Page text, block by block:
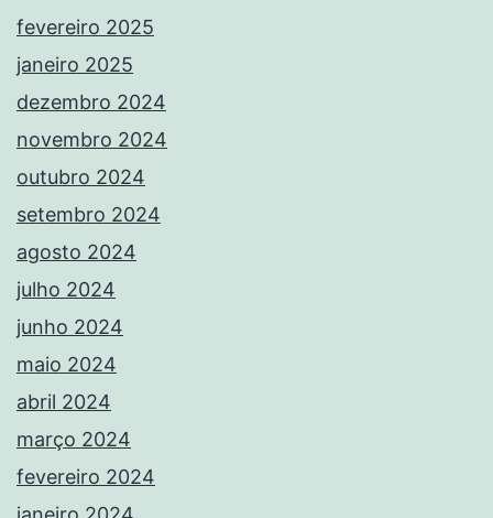
fevereiro 2025
janeiro 2025
dezembro 2024
novembro 2024
outubro 2024
setembro 2024
agosto 2024
julho 2024
junho 2024
maio 2024
abril 2024
março 2024
fevereiro 2024